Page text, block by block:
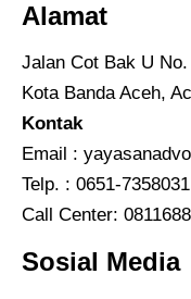
Alamat
Jalan Cot Bak U
Kota Banda Aceh,
Kontak
Email :
Telp. : 0651-7358031
Call Center:
Sosial Media